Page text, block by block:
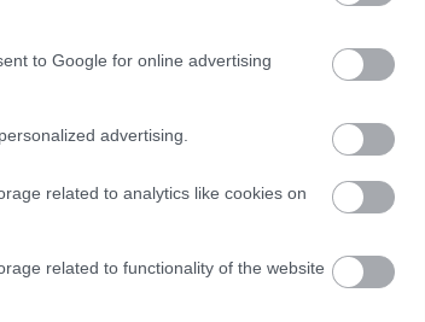
to Google for online advertising
advertising.
related to analytics like cookies on
related to functionality of the website
a mérete, és a minősége, beleértve az éttermet is.